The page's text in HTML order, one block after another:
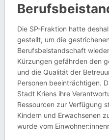
Die SP-Fraktion hatte
gestellt, um die
Berufsbeistandschaft
Kürzungen gefährden den
und die Qualität der
Personen beeinträchtigen.
Stadt Kriens ihre
Ressourcen zur Verfügung
Kindern und Erwachsenen
wurde vom